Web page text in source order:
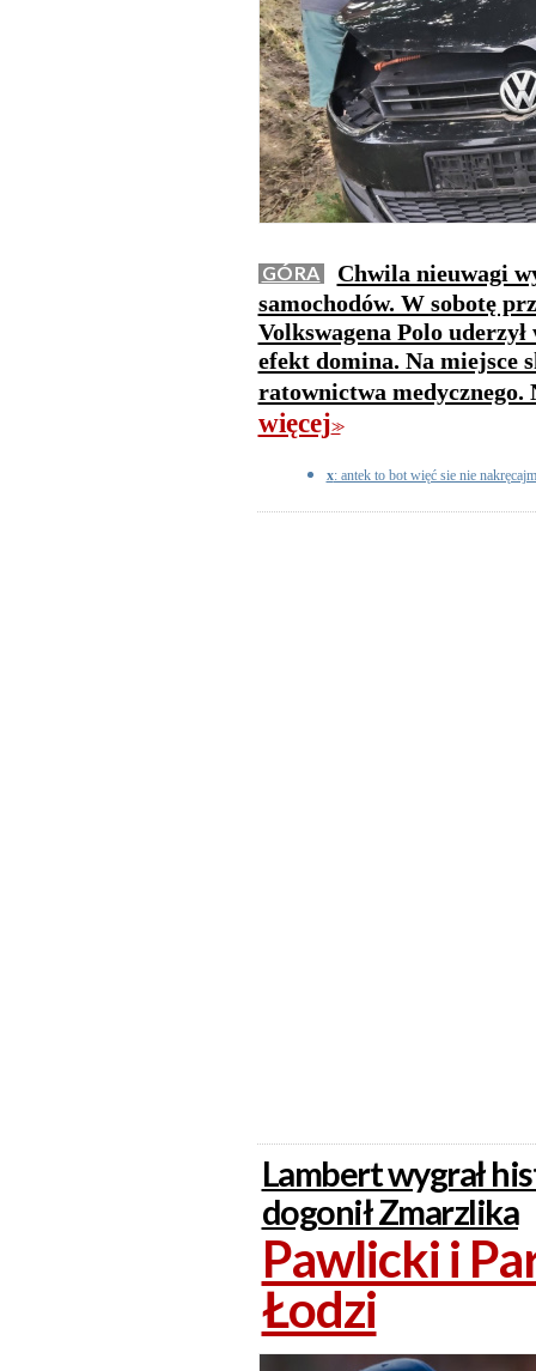
GÓRA
Chwila nieuwagi
samochodów. W sobotę
Volkswagena Polo
efekt domina. Na miejsce
ratownictwa medycznego.
więcej>>
x: antek to bot więć sie nie
Lambert wygrał
dogonił Zmarzlika
Pawlicki i
Łodzi